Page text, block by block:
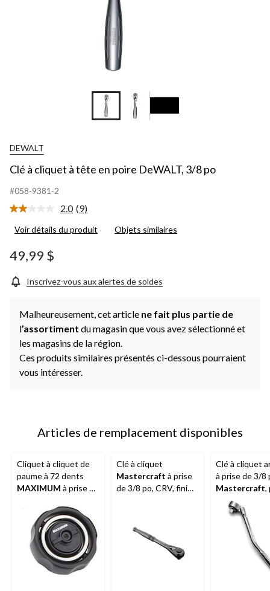
DEWALT
Clé à cliquet à tête en poire DeWALT, 3/8 po
#058-9381-2
2.0 Lire
9
même
page.
(9)
Voir détails du produit Objets similaires
49,99 $
Inscrivez-vous aux alertes de soldes
Malheureusement, cet article ne fait plus partie de
l’assortiment du magasin que vous avez sélectionné et
les magasins de la région.
Ces produits similaires présentés ci-dessous pourraient
vous intéresser.
Articles de remplacement disponibles
Cliquet à cliquet de
paume à 72 dents
MAXIMUM à prise de
Clé à cliquet
Mastercraft à prise
de 3/8 po, CRV, fini
Clé à cliquet
à prise de 3/8
Mastercraft,
chromé